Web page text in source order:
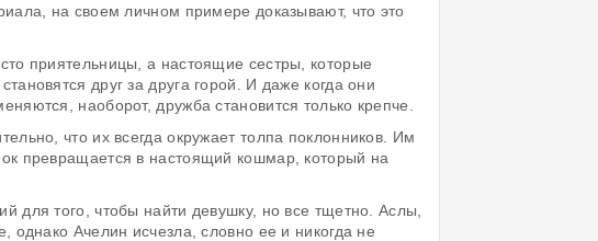
на своем личном примере доказывают, что это
приятельницы, а настоящие сестры, которые
друг за друга горой. И даже когда они
наоборот, дружба становится только крепче.
что их всегда окружает толпа поклонников. Им
превращается в настоящий кошмар, который на
для того, чтобы найти девушку, но все тщетно. Аслы,
Ачелин исчезла, словно ее и никогда не